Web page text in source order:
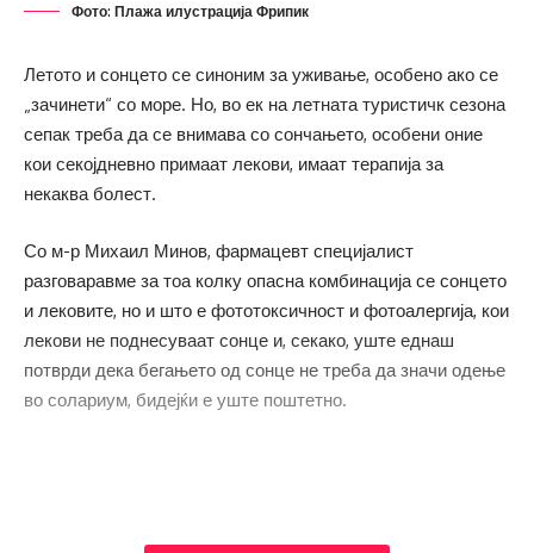
Фото: Плажа илустрација Фрипик
Летото и сонцето се синоним за уживање, особено ако се
„зачинети“ со море. Но, во ек на летната туристичк сезона
сепак треба да се внимава со сончањето, особени оние
кои секојдневно примаат лекови, имаат терапија за
некаква болест.
Со м-р Михаил Минов, фармацевт специјалист
разговаравме за тоа колку опасна комбинација се сонцето
и лековите, но и што е фототоксичност и фотоалергија, кои
лекови не поднесуваат сонце и, секако, уште еднаш
потврди дека бегањето од сонце не треба да значи одење
во солариум, бидејќи е уште поштетно.